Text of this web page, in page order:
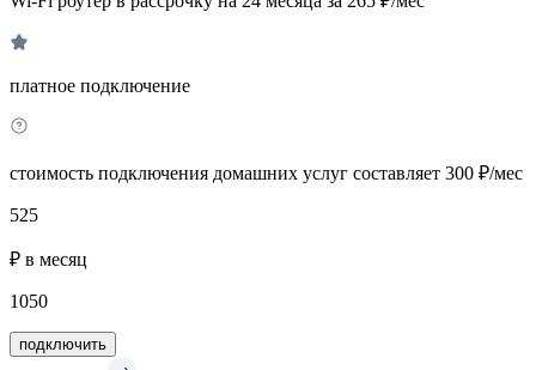
платное подключение
стоимость подключения домашних услуг составляет 300 ₽/мес
525
₽ в месяц
1050
подключить